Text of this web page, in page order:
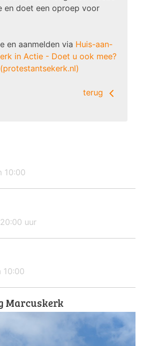
en doet een oproep voor
en aanmelden via Huis-aan-
in Actie - Doet u ook mee?
(protestantsekerk.nl)
terug
10:00
uur
10:00
Marcuskerk